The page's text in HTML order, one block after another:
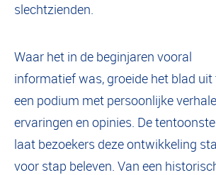
slechtzienden.
Waar het in de beginjaren vooral
informatief was, groeide het blad
een podium met persoonlijke
ervaringen en opinies. De
laat bezoekers deze ontwikkeling
voor stap beleven. Van een